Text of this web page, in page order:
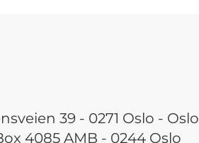
39 - 0271 Oslo - Oslo
4085 AMB - 0244 Oslo